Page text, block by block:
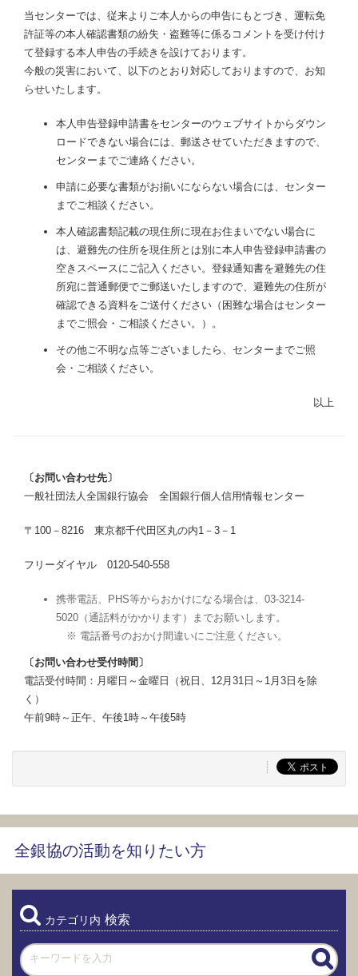
当センターでは、従来よりご本人からの申告にもとづき、運転免
許証等の本人確認書類の紛失・盗難等に係るコメントを受け付け
て登録する本人申告の手続きを設けております。
今般の災害において、以下のとおり対応しておりますので、お知
らせいたします。
本人申告登録申請書をセンターのウェブサイトからダウン
ロードできない場合には、郵送させていただきますので、
センターまでご連絡ください。
申請に必要な書類がお揃いにならない場合には、センター
までご相談ください。
本人確認書類記載の現住所に現在お住まいでない場合に
は、避難先の住所を現住所とは別に本人申告登録申請書の
空きスペースにご記入ください。登録通知書を避難先の住
所宛に普通郵便でご郵送いたしますので、避難先の住所が
確認できる資料をご送付ください（困難な場合はセンター
までご照会・ご相談ください。）。
その他ご不明な点等ございましたら、センターまでご照
会・ご相談ください。
以上
〔お問い合わせ先〕
一般社団法人全国銀行協会 全国銀行個人信用情報センター
〒100－8216 東京都千代田区丸の内1－3－1
フリーダイヤル 0120-540-558
携帯電話、PHS等からおかけになる場合は、03-3214-
5020（通話料がかかります）までお願いします。
※ 電話番号のおかけ間違いにご注意ください。
〔お問い合わせ受付時間〕
電話受付時間：月曜日～金曜日（祝日、12月31日～1月3日を除
く）
午前9時～正午、午後1時～午後5時
全銀協の活動を知りたい方
カテゴリ内 検索